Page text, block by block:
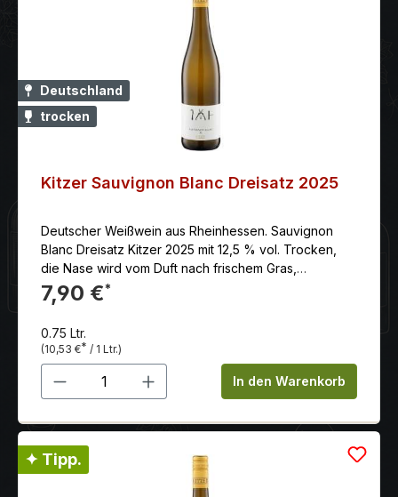
Deutschland
trocken
Kitzer Sauvignon Blanc Dreisatz 2025
Deutscher Weißwein aus Rheinhessen. Sauvignon
Blanc Dreisatz Kitzer 2025 mit 12,5 % vol. Trocken,
die Nase wird vom Duft nach frischem Gras,
aromatischen Holunderblüten, reifen Stachelbeeren,
Pfirsich und Basilikum verwöhnt.
7,90 €*
0.75 Ltr.
(10,53 €* / 1 Ltr.)
Produkt Anzahl: Gib denIn den Warenkorb
✦ Tipp.